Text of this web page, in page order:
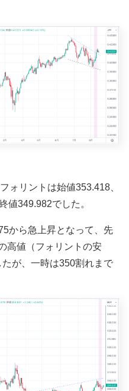
ォリントは始値353.418、
値349.982でした。
から急上昇となって、先
高値（フォリントの安
が、一時は350割れまで